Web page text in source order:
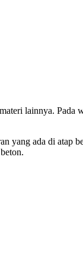
lainnya. Pada
yang ada di atap